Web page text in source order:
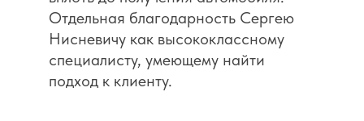
Отдельная благодарность Сергею
Нисневичу как высококлассному
специалисту, умеющему найти
подход к клиенту.